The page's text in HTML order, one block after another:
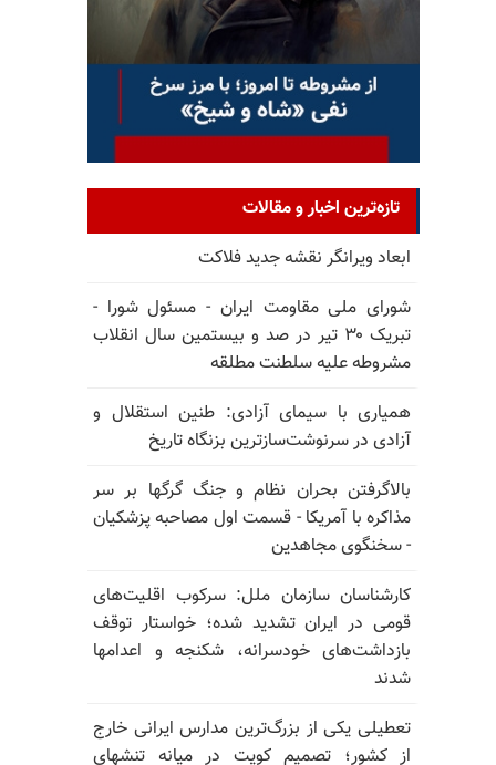
تازه‌ترین اخبار و مقالات
ابعاد ویرانگر نقشه جدید فلاکت
شورای ملی مقاومت ایران - مسئول شورا -
تبریک ۳۰ تیر در صد و بیستمین سال انقلاب
مشروطه علیه سلطنت مطلقه
همیاری با سیمای آزادی: طنین استقلال و
آزادی در سرنوشت‌سازترین بزنگاه تاریخ
بالا‌گرفتن بحران نظام و جنگ گرگها بر سر
مذاکره با آمریکا - قسمت اول مصاحبه پزشکیان
- سخنگوی مجاهدین
کارشناسان سازمان ملل: سرکوب اقلیت‌های
قومی در ایران تشدید شده؛ خواستار توقف
بازداشت‌های خودسرانه، شکنجه و اعدامها
شدند
تعطیلی یکی از بزرگ‌ترین مدارس ایرانی خارج
از کشور؛ تصمیم کویت در میانه تنشهای